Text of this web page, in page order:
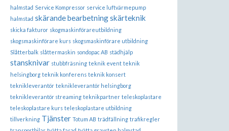
halmstad Service Kompressor service luftvärmepump
halmstad skärande bearbetningskärteknik
skicka fakturor skogmaskinförareutbildning
skogsmaskinförare kurs skogsmaskinförare utbildning
Slåtterbalk slåttermaskin sondopac AB städhjälp
stansknivar stubbfräsning teknik event teknik
helsingborg teknik konferens teknik konsert
teknikleverantör teknikleverantör helsingborg
teknikleverantör streaming teknikpartner teleskoplastare
teleskoplastare kurs teleskoplastare utbildning
tillverkning Tjänster Totum AB trädfällning trafikregler